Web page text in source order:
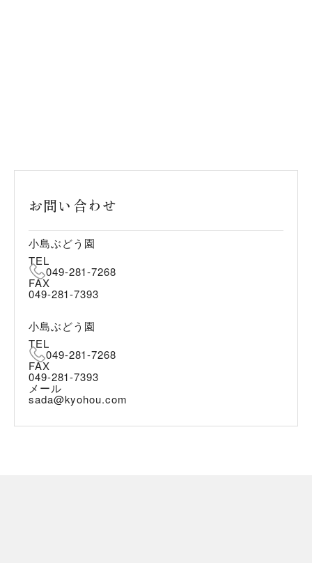
お問い合わせ
小島ぶどう園
TEL
049-281-7268
FAX
049-281-7393
小島ぶどう園
TEL
049-281-7268
FAX
049-281-7393
メール
sada@kyohou.com